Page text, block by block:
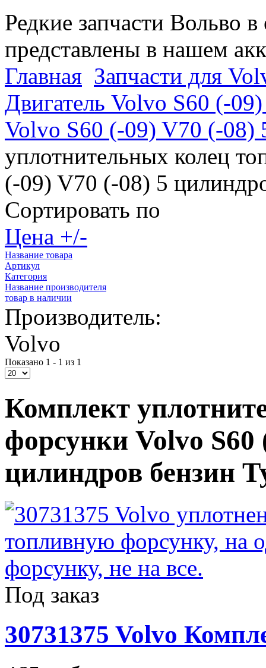
Редкие запчасти Вольво
представлены в нашем
Главная Запчасти для
Двигатель Volvo S60 (-
Volvo S60 (-09) V70 (-08)
уплотнительных колец
(-09) V70 (-08) 5
Сортировать по
Цена +/-
Название товара
Артикул
Категория
Название производителя
товар в наличии
Производитель:
Volvo
Показано 1 - 1 из 1
Комплект
форсунки Volvo S60
цилиндров бензин
Под заказ
30731375 Volvo